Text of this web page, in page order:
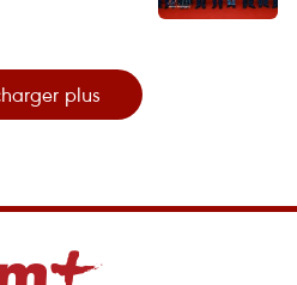
plus